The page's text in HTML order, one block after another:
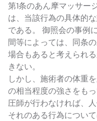
第1条のあん摩マッサー
は、当該行為の具体的
である。 御照会の事例
間等によっては、同条
場合もあると考えられ
きない。
しかし、施術者の体重
の相当程度の強さをも
圧師が行わなければ、
それのある行為につい